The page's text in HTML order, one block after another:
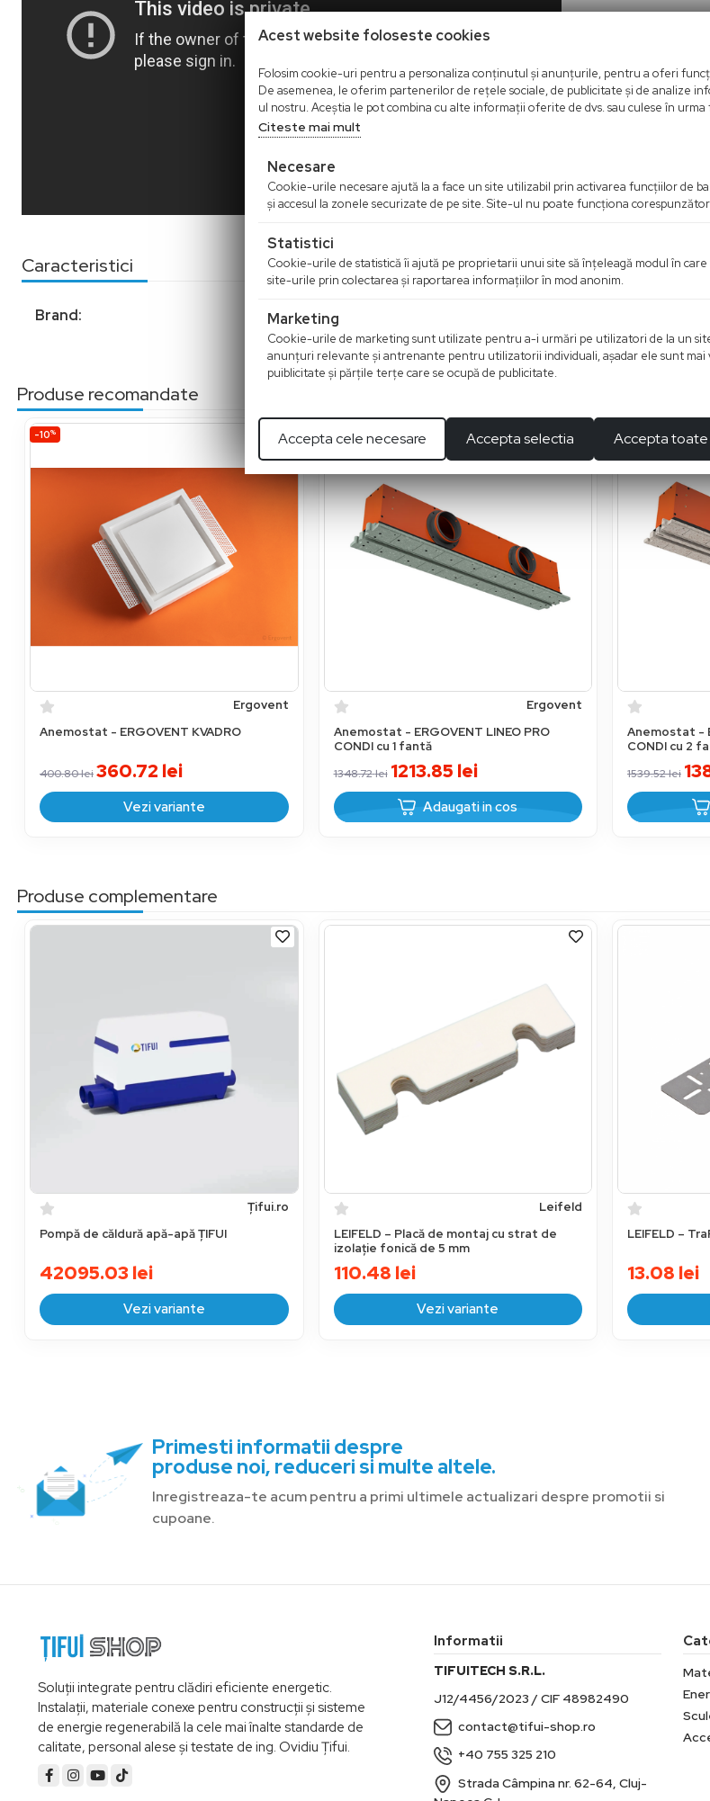
Caracteristici
Brand:
Produse recomandate
-10%
Ergovent
Anemostat - ERGOVENT KVADRO
400.80lei360.72 lei
Vezi variante
-10
Ergovent
Anemostat - ERGOVENT LINEO PRO
CONDI cu 1 fantă
1348.72lei 1213.85 lei
Adaugati in cos
-10
Anemostat -
CONDI cu 2
1539.52lei
Produse complementare
Țifui.ro
Pompă de căldură apă-apă ȚIFUI
42095.03lei
Vezi variante
Leifeld
LEIFELD – Placă de montaj cu strat de
izolație fonică de 5 mm
110.48 lei
Vezi variante
LEIFELD –
13.08 lei
Primesti informatii despre
produse noi, reduceri si multe altele.
Inregistreaza-te acum pentru a primi ultimele actualizari despre promotii si
cupoane.
Soluții integrate pentru clădiri eficiente energetic.
Instalații, materiale conexe pentru construcții și sisteme
de energie regenerabilă la cele mai înalte standarde de
calitate, personal alese și testate de ing. Ovidiu Țifui.
Informatii
TIFUITECH S.R.L.
J12/4456/2023 / CIF 48982490
contact@tifui-shop.ro
+40 755 325 210
Strada Câmpina nr. 62-64, Cluj-
Acest website foloseste cookies
Folosim cookie-uri pentru a personaliza conținutul și anunțurile, pentru a oferi
De asemenea, le oferim partenerilor de rețele sociale, de publicitate și de analize
ul nostru. Aceștia le pot combina cu alte informații oferite de dvs. sau culese în
Citeste mai mult
Necesare
Cookie-urile necesare ajută la a face un site utilizabil prin activarea funcţiilor de
şi accesul la zonele securizate de pe site. Site-ul nu poate funcţiona
Statistici
Cookie-urile de statistică îi ajută pe proprietarii unui site să înţeleagă modul în
site-urile prin colectarea şi raportarea informaţiilor în mod anonim.
Marketing
Cookie-urile de marketing sunt utilizate pentru a-i urmări pe utilizatori de la un
anunţuri relevante şi antrenante pentru utilizatorii individuali, aşadar ele sunt mai
puiblicitate şi părţile terţe care se ocupă de publicitate.
Accepta cele necesare Accepta selectia Accepta toate